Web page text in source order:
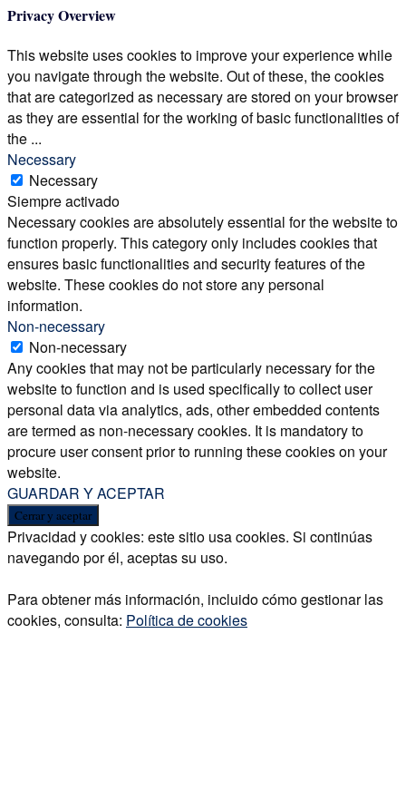
Privacy Overview
This website uses cookies to improve your experience while
you navigate through the website. Out of these, the cookies
that are categorized as necessary are stored on your browser
as they are essential for the working of basic functionalities of
the ...
Necessary
Necessary
Siempre activado
Necessary cookies are absolutely essential for the website to
function properly. This category only includes cookies that
ensures basic functionalities and security features of the
website. These cookies do not store any personal
information.
Non-necessary
Non-necessary
Any cookies that may not be particularly necessary for the
website to function and is used specifically to collect user
personal data via analytics, ads, other embedded contents
are termed as non-necessary cookies. It is mandatory to
procure user consent prior to running these cookies on your
website.
GUARDAR Y ACEPTAR
Privacidad y cookies: este sitio usa cookies. Si continúas
navegando por él, aceptas su uso.
Para obtener más información, incluido cómo gestionar las
cookies, consulta: Política de cookies